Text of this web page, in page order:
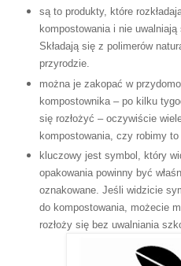
są to produkty, które
kompostowania i nie
Składają się z polimerów
przyrodzie.
można je zakopać w
kompostownika – po kilku
się rozłożyć – oczywiście
kompostowania, czy robimy to
kluczowy jest symbol, który
opakowania powinny być
oznakowane. Jeśli widzicie
do kompostowania, możecie
rozłoży się bez uwalniania